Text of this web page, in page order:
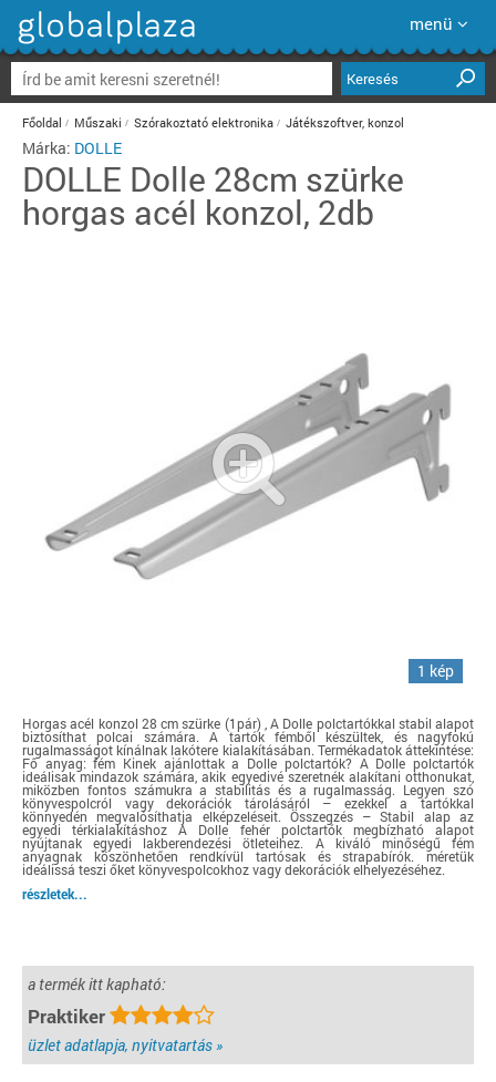
menü
Keresés
Főoldal Műszaki Szórakoztató elektronika Játékszoftver, konzol
Márka: DOLLE
DOLLE Dolle 28cm szürke
horgas acél konzol, 2db
1 kép
Horgas acél konzol 28 cm szürke (1pár) , A Dolle polctartókkal stabil alapot
biztosíthat polcai számára. A tartók fémből készültek, és nagyfokú
rugalmasságot kínálnak lakótere kialakításában. Termékadatok áttekintése:
Fő anyag: fém Kinek ajánlottak a Dolle polctartók? A Dolle polctartók
ideálisak mindazok számára, akik egyedivé szeretnék alakítani otthonukat,
miközben fontos számukra a stabilitás és a rugalmasság. Legyen szó
könyvespolcról vagy dekorációk tárolásáról – ezekkel a tartókkal
könnyedén megvalósíthatja elképzeléseit. Összegzés – Stabil alap az
egyedi térkialakításhoz A Dolle fehér polctartók megbízható alapot
nyújtanak egyedi lakberendezési ötleteihez. A kiváló minőségű fém
anyagnak köszönhetően rendkívül tartósak és strapabírók. méretük
ideálissá teszi őket könyvespolcokhoz vagy dekorációk elhelyezéséhez.
részletek...
a termék itt kapható:
Praktiker
üzlet adatlapja, nyitvatartás »